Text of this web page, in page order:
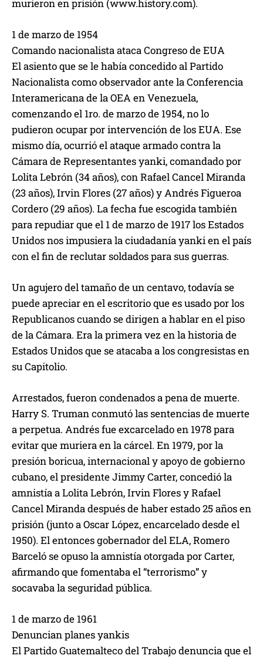
murieron en prisión (www.history.com).
1 de marzo de 1954
Comando nacionalista ataca Congreso de EUA
El asiento que se le había concedido al Partido
Nacionalista como observador ante la Conferencia
Interamericana de la OEA en Venezuela,
comenzando el 1ro. de marzo de 1954, no lo
pudieron ocupar por intervención de los EUA. Ese
mismo día, ocurrió el ataque armado contra la
Cámara de Representantes yanki, comandado por
Lolita Lebrón (34 años), con Rafael Cancel Miranda
(23 años), Irvin Flores (27 años) y Andrés Figueroa
Cordero (29 años). La fecha fue escogida también
para repudiar que el 1 de marzo de 1917 los Estados
Unidos nos impusiera la ciudadanía yanki en el país
con el fin de reclutar soldados para sus guerras.
Un agujero del tamaño de un centavo, todavía se
puede apreciar en el escritorio que es usado por los
Republicanos cuando se dirigen a hablar en el piso
de la Cámara. Era la primera vez en la historia de
Estados Unidos que se atacaba a los congresistas en
su Capitolio.
Arrestados, fueron condenados a pena de muerte.
Harry S. Truman conmutó las sentencias de muerte
a perpetua. Andrés fue excarcelado en 1978 para
evitar que muriera en la cárcel. En 1979, por la
presión boricua, internacional y apoyo de gobierno
cubano, el presidente Jimmy Carter, concedió la
amnistía a Lolita Lebrón, Irvin Flores y Rafael
Cancel Miranda después de haber estado 25 años en
prisión (junto a Oscar López, encarcelado desde el
1950). El entonces gobernador del ELA, Romero
Barceló se opuso la amnistía otorgada por Carter,
afirmando que fomentaba el “terrorismo” y
socavaba la seguridad pública.
1 de marzo de 1961
Denuncian planes yankis
El Partido Guatemalteco del Trabajo denuncia que el